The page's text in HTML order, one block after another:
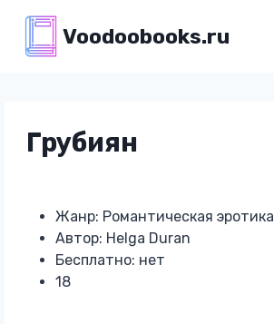
содержимому
Voodoobooks.ru
Грубиян
Жанр: Романтическая эротика
Автор: Helga Duran
Бесплатно: нет
18